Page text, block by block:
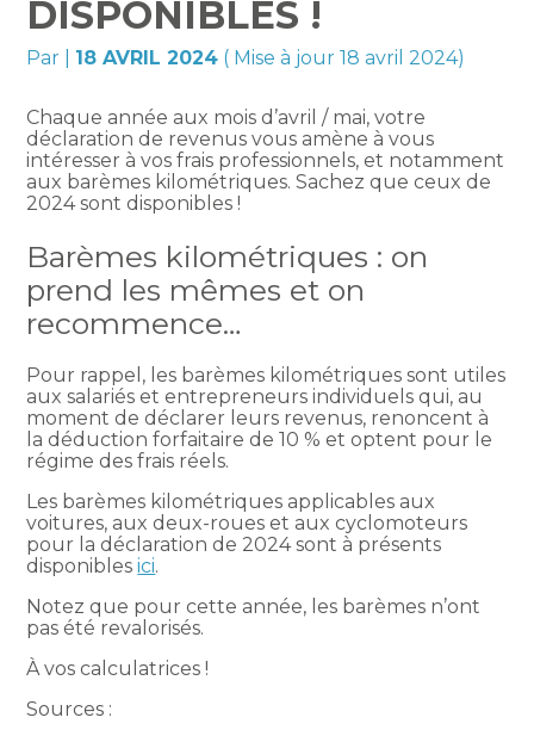
DISPONIBLES !
Par 18 AVRIL 2024 ( Mise à jour 18 avril 2024)
Chaque année aux mois d’avril / mai, votre
déclaration de revenus vous amène à vous
intéresser à vos frais professionnels, et notamment
aux barèmes kilométriques. Sachez que ceux de
2024 sont disponibles !
Barèmes kilométriques : on
prend les mêmes et on
recommence…
Pour rappel, les barèmes kilométriques sont utiles
aux salariés et entrepreneurs individuels qui, au
moment de déclarer leurs revenus, renoncent à
la déduction forfaitaire de 10 % et optent pour le
régime des frais réels.
Les barèmes kilométriques applicables aux
voitures, aux deux-roues et aux cyclomoteurs
pour la déclaration de 2024 sont à présents
disponiblesici.
Notez que pour cette année, les barèmes n’ont
pas été revalorisés.
À vos calculatrices !
Sources :